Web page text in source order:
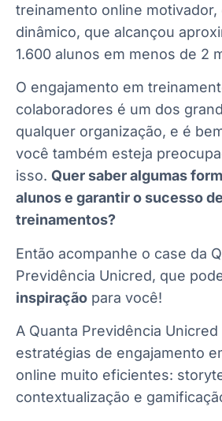
treinamento online
dinâmico, que alcançou
1.600 alunos em menos de 2
O engajamento em
colaboradores é um dos
qualquer organização, e é
você também esteja
isso. Quer saber algumas
alunos e garantir o sucesso
treinamentos?
Então acompanhe o case da
Previdência Unicred, que
inspiração para você!
A Quanta Previdência
estratégias de engajamento
online muito eficientes:
contextualização e